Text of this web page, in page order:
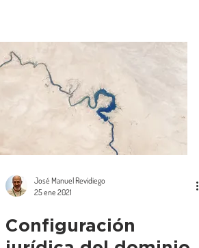
José Manuel Revidiego
25 ene 2021
Configuración